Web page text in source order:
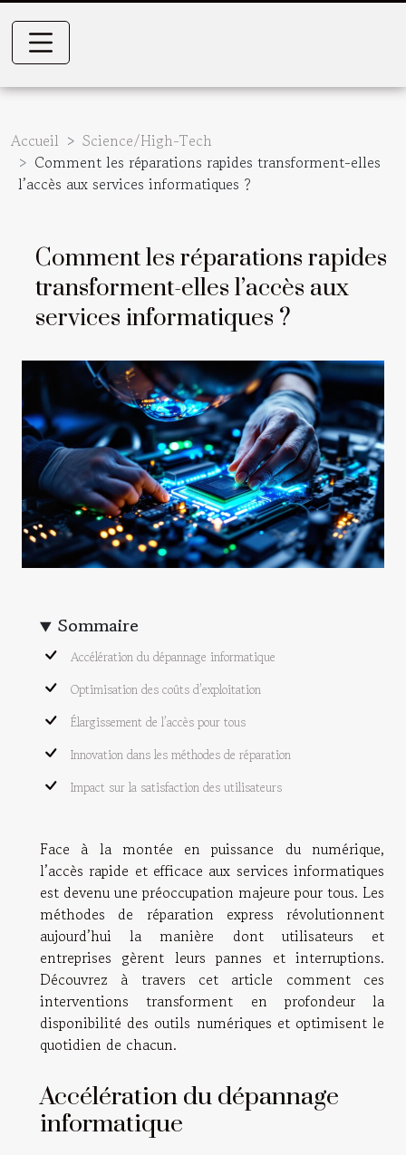
Accueil
Science/High-Tech
Comment les réparations rapides transforment-elles
l’accès aux services informatiques ?
Comment les réparations rapides
transforment-elles l’accès aux
services informatiques ?
Sommaire
Accélération du dépannage informatique
Optimisation des coûts d’exploitation
Élargissement de l’accès pour tous
Innovation dans les méthodes de réparation
Impact sur la satisfaction des utilisateurs
Face à la montée en puissance du numérique,
l’accès rapide et efficace aux services informatiques
est devenu une préoccupation majeure pour tous. Les
méthodes de réparation express révolutionnent
aujourd’hui la manière dont utilisateurs et
entreprises gèrent leurs pannes et interruptions.
Découvrez à travers cet article comment ces
interventions transforment en profondeur la
disponibilité des outils numériques et optimisent le
quotidien de chacun.
Accélération du dépannage
informatique